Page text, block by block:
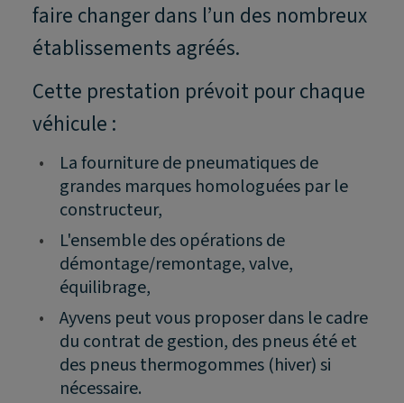
faire changer dans l’un des nombreux
établissements agréés.
Cette prestation prévoit pour chaque
véhicule :
•
La fourniture de pneumatiques de
grandes marques homologuées par le
constructeur,
•
L'ensemble des opérations de
démontage/remontage, valve,
équilibrage,
•
Ayvens peut vous proposer dans le cadre
du contrat de gestion, des pneus été et
des pneus thermogommes (hiver) si
nécessaire.